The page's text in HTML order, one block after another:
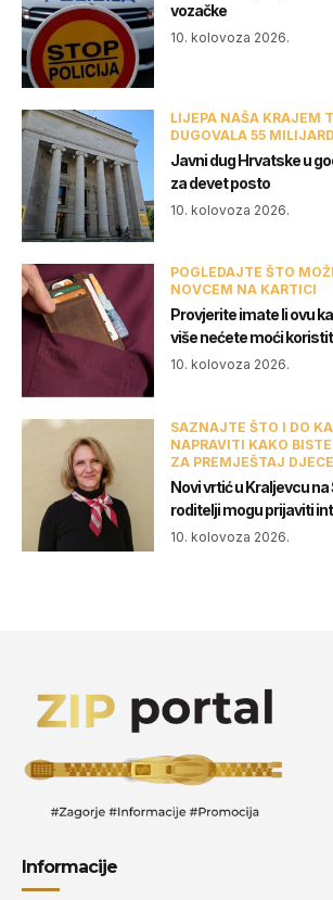
vozačke
10. kolovoza 2026.
LIJEPA NAŠA KRAJEM
DUGOVALA 55
Javni dug Hrvatske u
za devet posto
10. kolovoza 2026.
POGLEDAJTE ŠTO
NOVCEM NA KARTICI
Provjerite imate li ovu
više nećete moći
10. kolovoza 2026.
SAZNAJTE ŠTO I DO
NAPRAVITI KAKO
ZA PREMJEŠTAJ DJECE
Novi vrtić u Kraljevcu na
roditelji mogu prijaviti
10. kolovoza 2026.
Informacije